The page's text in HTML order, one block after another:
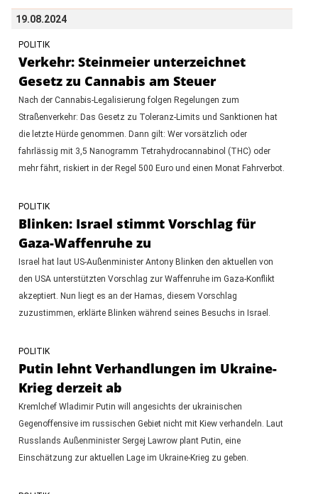
19.08.2024
POLITIK
Verkehr: Steinmeier unterzeichnet
Gesetz zu Cannabis am Steuer
Nach der Cannabis-Legalisierung folgen Regelungen zum
Straßenverkehr: Das Gesetz zu Toleranz-Limits und Sanktionen hat
die letzte Hürde genommen. Dann gilt: Wer vorsätzlich oder
fahrlässig mit 3,5 Nanogramm Tetrahydrocannabinol (THC) oder
mehr fährt, riskiert in der Regel 500 Euro und einen Monat Fahrverbot.
POLITIK
Blinken: Israel stimmt Vorschlag für
Gaza-Waffenruhe zu
Israel hat laut US-Außenminister Antony Blinken den aktuellen von
den USA unterstützten Vorschlag zur Waffenruhe im Gaza-Konflikt
akzeptiert. Nun liegt es an der Hamas, diesem Vorschlag
zuzustimmen, erklärte Blinken während seines Besuchs in Israel.
POLITIK
Putin lehnt Verhandlungen im Ukraine-
Krieg derzeit ab
Kremlchef Wladimir Putin will angesichts der ukrainischen
Gegenoffensive im russischen Gebiet nicht mit Kiew verhandeln. Laut
Russlands Außenminister Sergej Lawrow plant Putin, eine
Einschätzung zur aktuellen Lage im Ukraine-Krieg zu geben.